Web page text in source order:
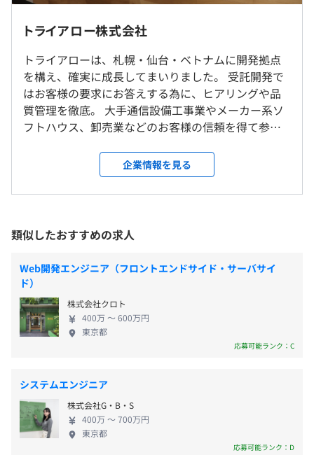
・品質第一のものづくり
細部にこだわり、期待を超えるプロダクトを提供すること
が当社のプライドです。
小規模ながらも確かな技術力と顧客満足度を追求する私た
ちのチームで、一緒に新しい価値を創り出していきません
あなたの挑戦をお待ちしております。
【受託開発実績】
・生産管理システム
・在庫管理システム
■卸売業向け
・軽油発注アプリ
■産廃業向け
・産業廃棄物管理システム
【自社開発】
◎リモート勤務OK
テレワークでも、完全在宅勤務も可！もちろん出社も
OK！ご希望に沿ったワークスタイルで業務がおこなえま
す。
就業場所の変更範囲
＜雇入時＞
会社の定める場所（テレワークをおこなう場所を含む）
従業員に対する受動喫煙対策：屋内禁煙（喫煙室設定）
地下鉄「広瀬駅」徒歩5分
◎駅チカ！近くにコンビニもあり便利です。
9：00～18：00（1日あたりの労働時間：8時間）
※平均勤務日数：19〜21日／月
休憩時間：60分（12：00～13：00）
平均残業時間：平均5〜10時間／月
・年末年始休暇
・介護休暇
・育児休暇
・GW休暇
・慶弔休暇
など
交通費（全額支給）
トライアロー株式会社
トライアローは、札幌・仙台・ベトナムに開発拠点
を構え、確実に成長してまいりました。 受託開発で
はお客様の要求にお答えする為に、ヒアリングや品
質管理を徹底。 大手通信設備工事業やメーカー系ソ
フトハウス、卸売業などのお客様の信頼を得て参り
し、VRアプリである『重機でGO』の開発やARアプリ
である「キャパシル]等、 建設業向けのサービスを展
開する事で、お客様の現場における課題を解決して
した作業の効率化や危険物の検知システム等の開発
も行い、活躍の場を広げております。 私たちはお客
さまのニーズに柔軟に対応し、要件定義から保守ま
で一貫してサービスを提供。 さまざまなシステムと
の連携により、デジタイゼーションを実現し、デジ
タル技術を使った業務の効率化やDX化に向けた取り
組みを通して、お客さまのビジネスモデルを変革
し、新たな事業価値や顧客体験を生み出すお手伝い
太陽光パネルの画像のオルソ解析 PC内で完結し、ネ
した。 ドローンによる空撮で撮影した複数の画像デ
ータを組み合わせ、高さの違い等によって生じた歪
みを補正した、より正確な画像（オルソ画像）を自
企業情報を見る
類似したおすすめの求人
Web開発エンジニア（フロントエンドサイド・サーバサイ
ド）
株式会社クロト
400万 〜 600万円
東京都
応募可能ランク：C
システムエンジニア
株式会社G・B・S
400万 〜 700万円
東京都
応募可能ランク：D